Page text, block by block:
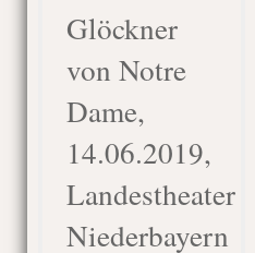
Glöckner
von Notre
Dame,
14.06.2019,
Landestheater
Niederbayern